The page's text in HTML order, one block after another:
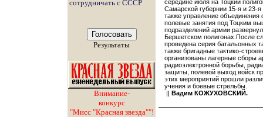
сотрудничать с СССР
Результаты
Внимание-
конкурс
"Мисс "Красная звезда""!
середине июля на Тоцкий
Самарской губернии 15-я и 23-
также управление
полевые занятия под Тоцким
подразделений армии
Бершетском полигонах.После
проведена серия батальонных
также бригадные тактико-
организованы лагерные сборы
радиоэлектронной борьбы,
защиты, полевой выход войск
этих мероприятий прошли
учения и боевые стрельбы.
|| Вадим КОЖУХОВСКИЙ.